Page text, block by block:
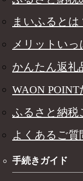
まいふるとは
メリットい
かんたん返礼
WAON
ふるさと納税
よくあるご質
手続きガイド